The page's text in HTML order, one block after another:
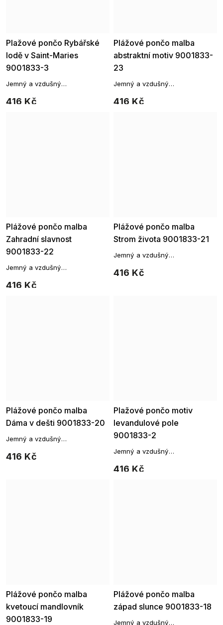
Plažové pončo Rybářské
lodě v Saint-Maries
9001833-3
416 Kč
Jemný a vzdušný
originální přehoz přes vaše
Plážové pončo malba
abstraktní motiv 9001833-
23
416 Kč
Jemný a vzdušný
originální přehoz přes vaše
Plážové pončo malba
Zahradní slavnost
9001833-22
416 Kč
Jemný a vzdušný
originální přehoz přes vaše
Plážové pončo malba
Strom života 9001833-21
416 Kč
Jemný a vzdušný
originální přehoz přes vaše
Plážové pončo malba
Dáma v dešti 9001833-20
416 Kč
Jemný a vzdušný
originální přehoz přes vaše
Plažové pončo motiv
levandulové pole
9001833-2
416 Kč
Jemný a vzdušný
originální přehoz přes vaše
Plážové pončo malba
kvetoucí mandlovník
9001833-19
Plážové pončo malba
západ slunce 9001833-18
Jemný a vzdušný